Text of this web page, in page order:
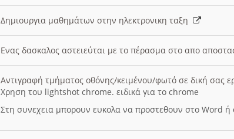
Δημιουργια μαθημάτων στην ηλεκτρονικη ταξη
Ενας δασκαλος αστειεύται με το πέρασμα στο απο
Αντιγραφή τμήματος οθόνης/κειμένου/φωτό σε δική σας
Χρηση του lightshot chrome. ειδικά για το chrome
Στη συνεχεια μπορουν ευκολα να προστεθουν στο Word ή